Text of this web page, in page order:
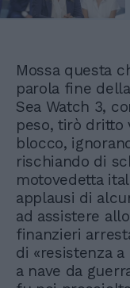
Mossa questa
parola fine
Sea Watch 3,
peso, tirò dritto
blocco,
rischiando di
motovedetta
applausi di
ad assistere
finanzieri
di «resistenza
a nave da